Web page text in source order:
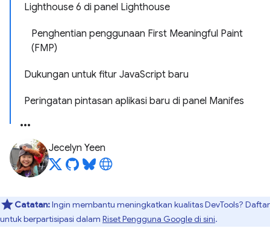
Lighthouse 6 di panel Lighthouse
Penghentian penggunaan First Meaningful Paint
(FMP)
Dukungan untuk fitur JavaScript baru
Peringatan pintasan aplikasi baru di panel Manifes
Jecelyn Yeen
Catatan:Ingin membantu meningkatkan kualitas DevTools? Daftar
untuk berpartisipasi dalam Riset Pengguna Google di sini.